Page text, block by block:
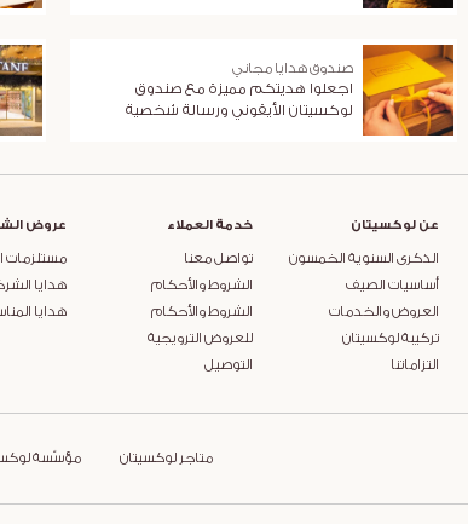
صندوق هدايا مجاني
اجعلوا هديتكم مميزة مع صندوق
لوكسيتان الأيقوني ورسالة شخصية
عن لوكسيتان
الذكرى السنوية الخمسون
أساسيات الصيف
العروض والخدمات
تركيبة لوكسيتان
التزاماتنا
خدمة العملاء
تواصل معنا
الشروط والأحكام
الشروط والأحكام
للعروض الترويجية
التوصيل
عروض
مستلزمات
هدايا
هدايا
متاجر لوكسيتان مؤسّسة